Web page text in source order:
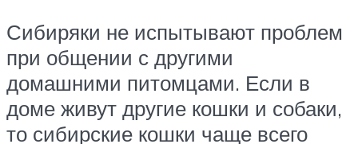
Сибиряки не испытывают проблем
при общении с другими
домашними питомцами. Если в
доме живут другие кошки и собаки,
то сибирские кошки чаще всего